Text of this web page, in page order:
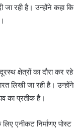
रही है। उन्होंने कहा कि
क्षेत्रों का दौरा कर रहे
लिखी जा रही है। उन्होंने
का प्रतीक है।
एनीकट निर्माणए पोस्ट